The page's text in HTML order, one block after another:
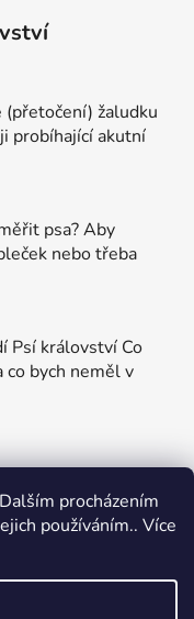
procházením
používáním.. Více
(přetočení) žaludku
probíhající akutní
psa? Aby
nebo třeba
Psí království Co
bych neměl v